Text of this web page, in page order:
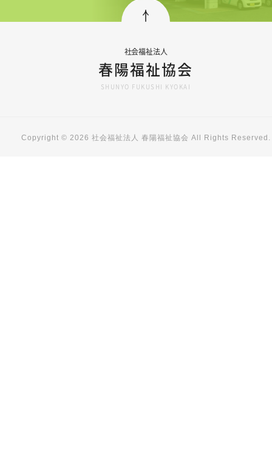
社会福祉法人
春陽福祉協会
SHUNYO FUKUSHI KYOKAI
Copyright © 2026 社会福祉法人 春陽福祉協会 All Rights Reserved.